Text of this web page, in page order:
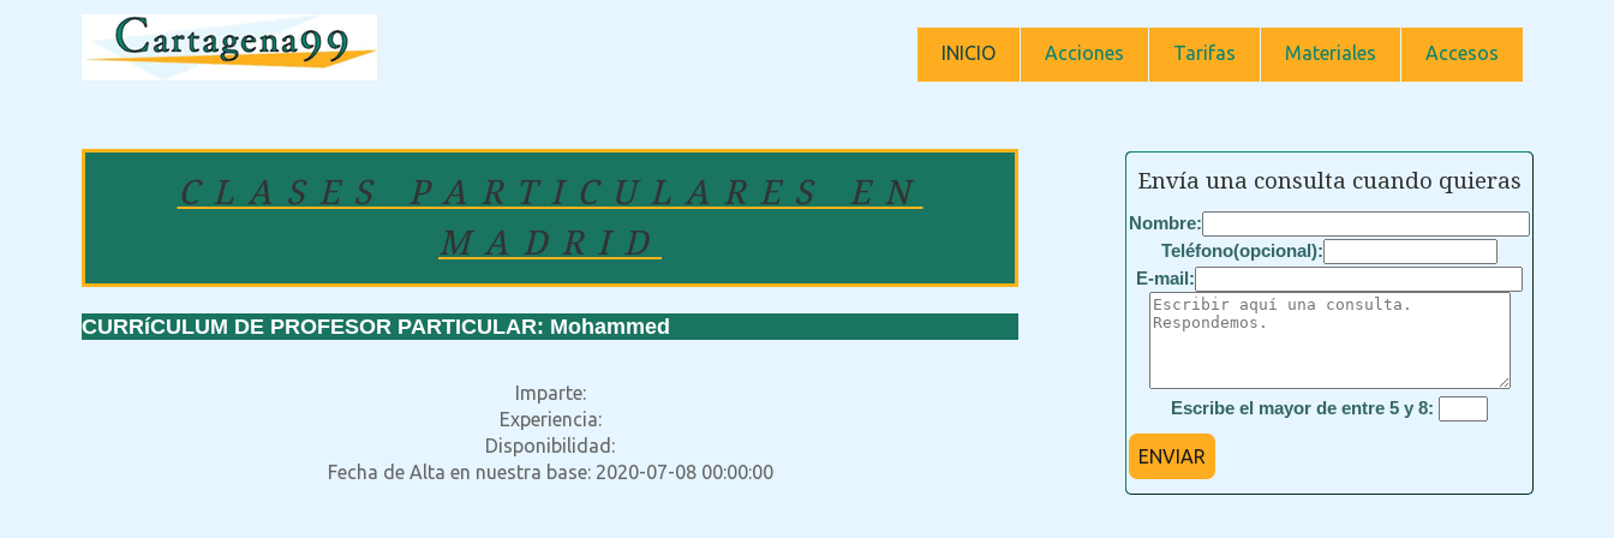
INICIO Acciones Tarifas Materiales Accesos
CLASES PARTICULARES EN
MADRID
CURRíCULUM DE PROFESOR PARTICULAR: Mohammed
Imparte:
Experiencia:
Disponibilidad:
Fecha de Alta en nuestra base: 2020-07-08 00:00:00
Envía una consulta cuando quieras
Nombre:
Teléfono(opcional):
E-mail:
Escribe el mayor de entre 5 y 8:
ENVIAR